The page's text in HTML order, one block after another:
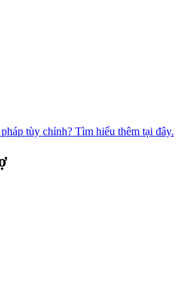
tùy chỉnh? Tìm hiểu thêm tại đây.